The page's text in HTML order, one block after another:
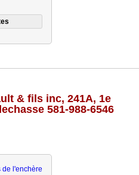
& fils inc, 241A, 1e
581-988-6546
de l'enchère